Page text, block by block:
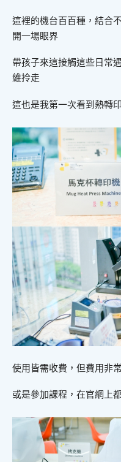
這裡的機台百百種，結合
開一場眼界
帶孩子來這接觸這些日常
維拎走
這也是我第一次看到熱轉
使用皆需收費，但費用非
或是參加課程，在官網上